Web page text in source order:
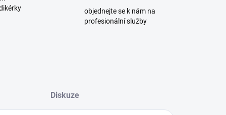
objednejte se k nám na
profesionální služby
Diskuze